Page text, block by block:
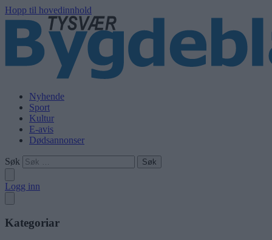
Hopp til hovedinnhold
Nyhende
Sport
Kultur
E-avis
Dødsannonser
Søk
Logg inn
Kategoriar